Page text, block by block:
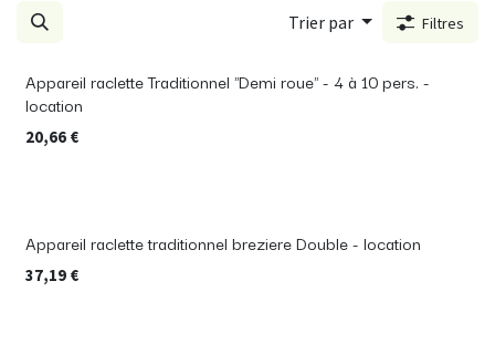
Trier par
Filtres
Appareil raclette Traditionnel "Demi roue" - 4 à 10 pers. -
location
20,66 €
Appareil raclette traditionnel breziere Double - location
37,19 €